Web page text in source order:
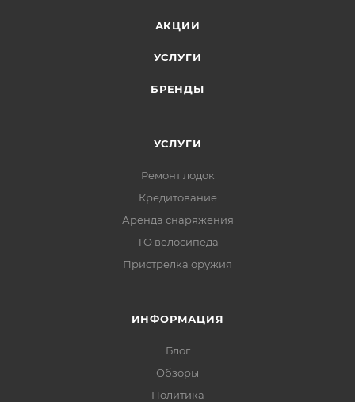
АКЦИИ
УСЛУГИ
БРЕНДЫ
УСЛУГИ
Ремонт лодок
Кредитование
Аренда снаряжения
ТО велосипеда
Пристрелка оружия
ИНФОРМАЦИЯ
Блог
Обзоры
Политика